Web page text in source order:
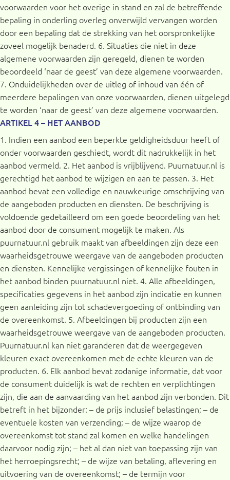
voorwaarden voor het overige in stand en zal de betreffende
bepaling in onderling overleg onverwijld vervangen worden
door een bepaling dat de strekking van het oorspronkelijke
zoveel mogelijk benaderd. 6. Situaties die niet in deze
algemene voorwaarden zijn geregeld, dienen te worden
beoordeeld ‘naar de geest’ van deze algemene voorwaarden.
7. Onduidelijkheden over de uitleg of inhoud van één of
meerdere bepalingen van onze voorwaarden, dienen uitgelegd
te worden ‘naar de geest’ van deze algemene voorwaarden.
ARTIKEL 4 – HET AANBOD
1. Indien een aanbod een beperkte geldigheidsduur heeft of
onder voorwaarden geschiedt, wordt dit nadrukkelijk in het
aanbod vermeld. 2. Het aanbod is vrijblijvend. Puurnatuur.nl is
gerechtigd het aanbod te wijzigen en aan te passen. 3. Het
aanbod bevat een volledige en nauwkeurige omschrijving van
de aangeboden producten en diensten. De beschrijving is
voldoende gedetailleerd om een goede beoordeling van het
aanbod door de consument mogelijk te maken. Als
puurnatuur.nl gebruik maakt van afbeeldingen zijn deze een
waarheidsgetrouwe weergave van de aangeboden producten
en diensten. Kennelijke vergissingen of kennelijke fouten in
het aanbod binden puurnatuur.nl niet. 4. Alle afbeeldingen,
specificaties gegevens in het aanbod zijn indicatie en kunnen
geen aanleiding zijn tot schadevergoeding of ontbinding van
de overeenkomst. 5. Afbeeldingen bij producten zijn een
waarheidsgetrouwe weergave van de aangeboden producten.
Puurnatuur.nl kan niet garanderen dat de weergegeven
kleuren exact overeenkomen met de echte kleuren van de
producten. 6. Elk aanbod bevat zodanige informatie, dat voor
de consument duidelijk is wat de rechten en verplichtingen
zijn, die aan de aanvaarding van het aanbod zijn verbonden. Dit
betreft in het bijzonder: – de prijs inclusief belastingen; – de
eventuele kosten van verzending; – de wijze waarop de
overeenkomst tot stand zal komen en welke handelingen
daarvoor nodig zijn; – het al dan niet van toepassing zijn van
het herroepingsrecht; – de wijze van betaling, aflevering en
uitvoering van de overeenkomst; – de termijn voor